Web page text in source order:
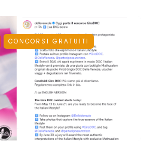
CONCORSI GRATUITI